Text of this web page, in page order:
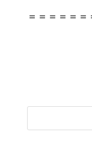
＝＝＝＝＝＝